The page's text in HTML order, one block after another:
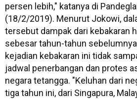
persen lebih," katanya di
(18/2/2019). Menurut Jokowi,
tersebut dampak dari kebakaran
sebesar tahun-tahun
kejadian kebakaran ini tidak
jadwal penerbangan dan protes
negara tetangga. "Keluhan dari
tiga tahun ini, dari Singapura,